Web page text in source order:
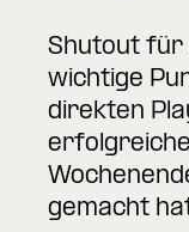
Shutout für
wichtige
direkten
gemacht